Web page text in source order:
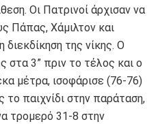
Οι Πατρινοί άρχισαν να
Πάπας, Χάμιλτον και
διεκδίκηση της νίκης. Ο
στα 3” πριν το τέλος και ο
μέτρα, ισοφάρισε (76-76)
παιχνίδι στην παράταση,
τρομερό 31-8 στην